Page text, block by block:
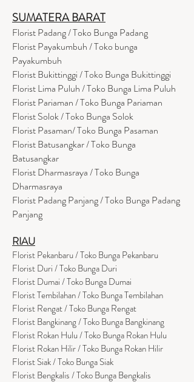
SUMATERA BARAT
Florist Padang / Toko Bunga Padang
Florist Payakumbuh / Toko bunga
Payakumbuh
Florist Bukittinggi / Toko Bunga Bukittinggi
Florist Lima Puluh / Toko Bunga Lima Puluh
Florist Pariaman / Toko Bunga Pariaman
Florist Solok / Toko Bunga Solok
Florist Pasaman/ Toko Bunga Pasaman
Florist Batusangkar / Toko Bunga
Batusangkar
Florist Dharmasraya / Toko Bunga
Dharmasraya
Florist Padang Panjang / Toko Bunga Padang
Panjang
RIAU
Florist Pekanbaru / Toko Bunga Pekanbaru
Florist Duri / Toko Bunga Duri
Florist Dumai / Toko Bunga Dumai
Florist Tembilahan / Toko Bunga Tembilahan
Florist Rengat / Toko Bunga Rengat
Florist Bangkinang / Toko Bunga Bangkinang
Florist Rokan Hulu / Toko Bunga Rokan Hulu
Florist Rokan Hilir / Toko Bunga Rokan Hilir
Florist Siak / Toko Bunga Siak
Florist Bengkalis / Toko Bunga Bengkalis